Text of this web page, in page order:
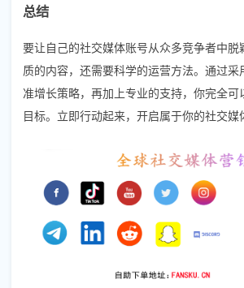
总结
要让自己的社交媒体账号从众多竞争者中
质的内容，还需要科学的运营方法。通过
准增长策略，再加上专业的支持，你完全可
目标。立即行动起来，开启属于你的社交媒